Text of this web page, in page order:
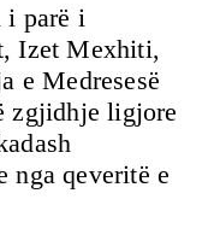
i parë i
Izet Mexhiti,
e Medresesë
zgjidhje ligjore
nga qeveritë e